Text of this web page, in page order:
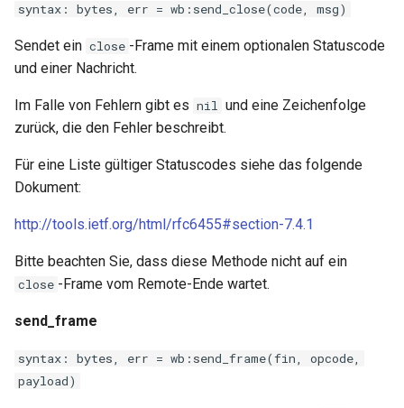
spnego-http-auth
srcache
srt
sticky
stream-upsync
syntax: bytes, err = wb:send_close(code, msg)
Sendet ein close -Frame mit einem optionalen Statuscode
und einer Nachricht.
Im Falle von Fehlern gibt es nil und eine Zeichenfolge
zurück, die den Fehler beschreibt.
Für eine Liste gültiger Statuscodes siehe das folgende
Dokument:
http://tools.ietf.org/html/rfc6455#section-7.4.1
Bitte beachten Sie, dass diese Methode nicht auf ein
close -Frame vom Remote-Ende wartet.
send_frame
syntax: bytes, err = wb:send_frame(fin, opcode,
payload)